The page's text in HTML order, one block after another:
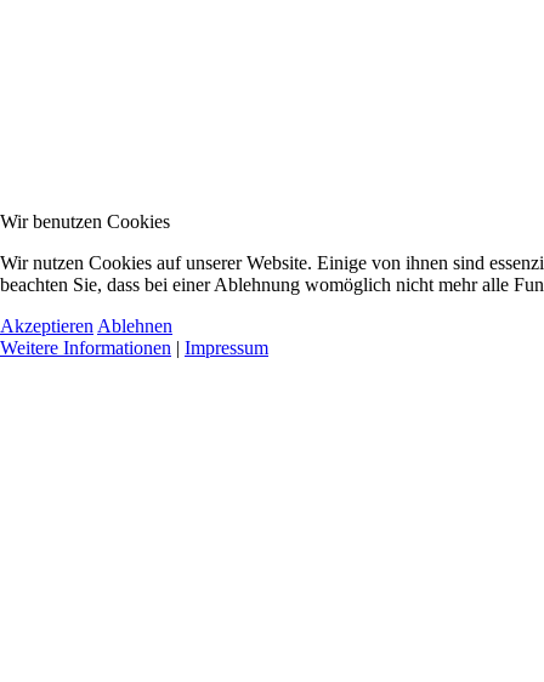
Wir benutzen Cookies
Wir nutzen Cookies auf unserer Website. Einige von ihnen sind
beachten Sie, dass bei einer Ablehnung womöglich nicht mehr alle
Akzeptieren Ablehnen
Weitere Informationen | Impressum